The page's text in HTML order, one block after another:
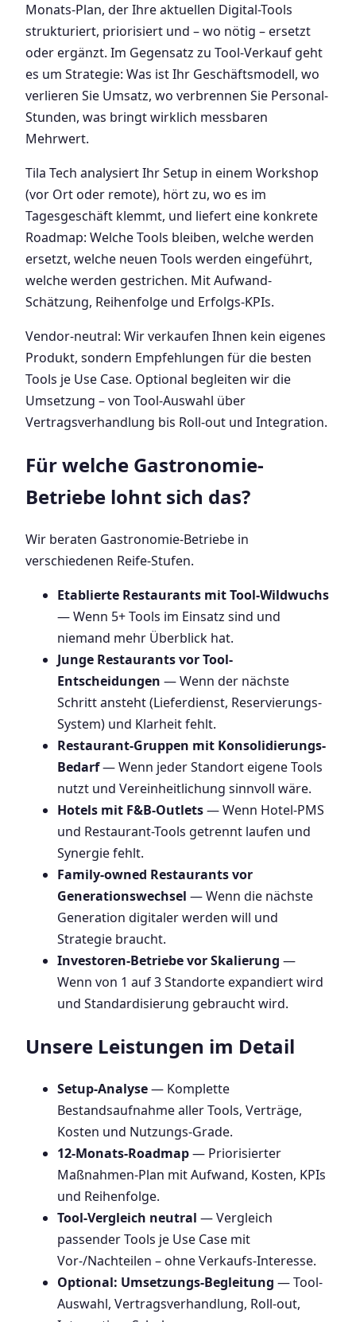
Monats-Plan, der Ihre aktuellen Digital-Tools
strukturiert, priorisiert und – wo nötig – ersetzt
oder ergänzt. Im Gegensatz zu Tool-Verkauf geht
es um Strategie: Was ist Ihr Geschäftsmodell, wo
verlieren Sie Umsatz, wo verbrennen Sie Personal-
Stunden, was bringt wirklich messbaren
Mehrwert.
Tila Tech analysiert Ihr Setup in einem Workshop
(vor Ort oder remote), hört zu, wo es im
Tagesgeschäft klemmt, und liefert eine konkrete
Roadmap: Welche Tools bleiben, welche werden
ersetzt, welche neuen Tools werden eingeführt,
welche werden gestrichen. Mit Aufwand-
Schätzung, Reihenfolge und Erfolgs-KPIs.
Vendor-neutral: Wir verkaufen Ihnen kein eigenes
Produkt, sondern Empfehlungen für die besten
Tools je Use Case. Optional begleiten wir die
Umsetzung – von Tool-Auswahl über
Vertragsverhandlung bis Roll-out und Integration.
Für welche Gastronomie-
Betriebe lohnt sich das?
Wir beraten Gastronomie-Betriebe in
verschiedenen Reife-Stufen.
Etablierte Restaurants mit Tool-Wildwuchs
— Wenn 5+ Tools im Einsatz sind und
niemand mehr Überblick hat.
Junge Restaurants vor Tool-
Entscheidungen — Wenn der nächste
Schritt ansteht (Lieferdienst, Reservierungs-
System) und Klarheit fehlt.
Restaurant-Gruppen mit Konsolidierungs-
Bedarf— Wenn jeder Standort eigene Tools
nutzt und Vereinheitlichung sinnvoll wäre.
Hotels mit F&B-Outlets— Wenn Hotel-PMS
und Restaurant-Tools getrennt laufen und
Synergie fehlt.
Family-owned Restaurants vor
Generationswechsel — Wenn die nächste
Generation digitaler werden will und
Strategie braucht.
Investoren-Betriebe vor Skalierung —
Wenn von 1 auf 3 Standorte expandiert wird
und Standardisierung gebraucht wird.
Unsere Leistungen im Detail
Setup-Analyse— Komplette
Bestandsaufnahme aller Tools, Verträge,
Kosten und Nutzungs-Grade.
12-Monats-Roadmap— Priorisierter
Maßnahmen-Plan mit Aufwand, Kosten, KPIs
und Reihenfolge.
Tool-Vergleich neutral — Vergleich
passender Tools je Use Case mit
Vor-/Nachteilen – ohne Verkaufs-Interesse.
Optional: Umsetzungs-Begleitung — Tool-
Auswahl, Vertragsverhandlung, Roll-out,